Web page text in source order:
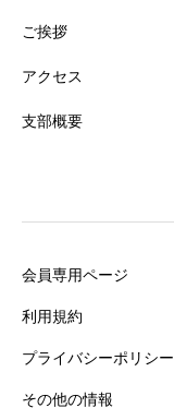
ご挨拶
アクセス
支部概要
会員専用ページ
利用規約
プライバシーポリシー
その他の情報